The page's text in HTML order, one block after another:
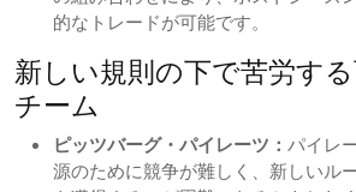
的なトレードが可能です。
新しい規則の下で苦労す
チーム
ピッツバーグ・パイレーツ： パイレ
源のために競争が難しく、新しいル